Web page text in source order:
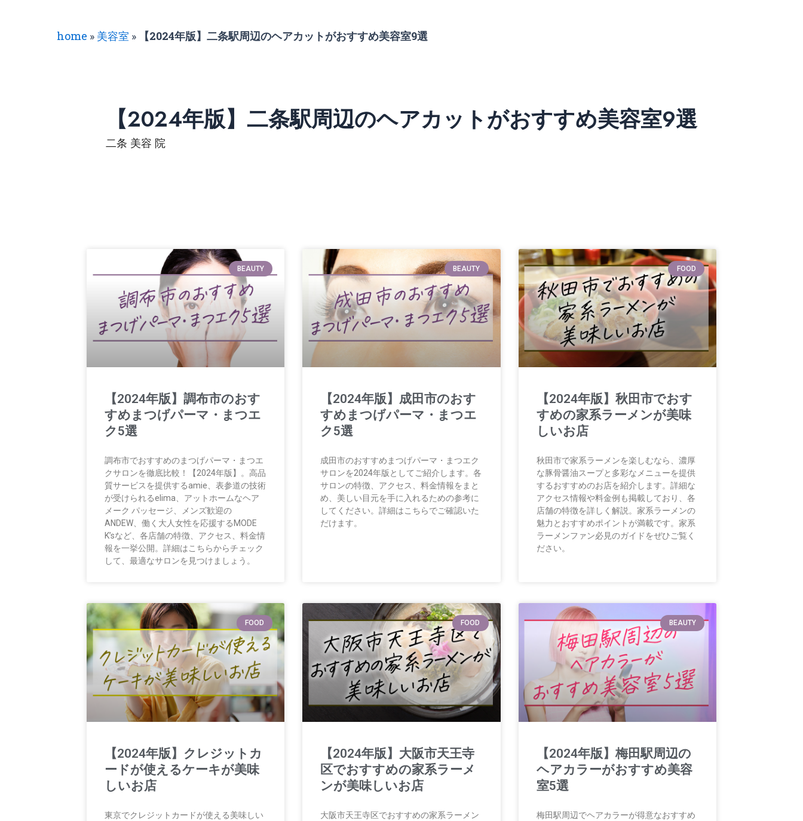
home » 美容室 » 【2024年版】二条駅周辺のヘアカットがおすすめ美容室9選
【2024年版】二条駅周辺のヘアカットがおすすめ美容室9選
二条 美容 院
BEAUTY
【2024年版】調布市のおす
すめまつげパーマ・まつエ
ク5選
調布市でおすすめのまつげパーマ・まつエ
クサロンを徹底比較！【2024年版】。高品
質サービスを提供するamie、表参道の技術
が受けられるelima、アットホームなヘア
メーク パッセージ、メンズ歓迎の
ANDEW、働く大人女性を応援するMODE
K’sなど、各店舗の特徴、アクセス、料金情
報を一挙公開。詳細はこちらからチェック
して、最適なサロンを見つけましょう。
BEAUTY
【2024年版】成田市のおす
すめまつげパーマ・まつエ
ク5選
成田市のおすすめまつげパーマ・まつエク
サロンを2024年版としてご紹介します。各
サロンの特徴、アクセス、料金情報をまと
め、美しい目元を手に入れるための参考に
してください。詳細はこちらでご確認いた
だけます。
FOOD
【2024年版】秋田市でおす
すめの家系ラーメンが美味
しいお店
秋田市で家系ラーメンを楽しむなら、濃厚
な豚骨醤油スープと多彩なメニューを提供
するおすすめのお店を紹介します。詳細な
アクセス情報や料金例も掲載しており、各
店舗の特徴を詳しく解説。家系ラーメンの
魅力とおすすめポイントが満載です。家系
ラーメンファン必見のガイドをぜひご覧く
ださい。
FOOD
【2024年版】クレジットカ
ードが使えるケーキが美味
しいお店
東京でクレジットカードが使える美味しい
FOOD
【2024年版】大阪市天王寺
区でおすすめの家系ラーメ
ンが美味しいお店
大阪市天王寺区でおすすめの家系ラーメン
BEAUTY
【2024年版】梅田駅周辺の
ヘアカラーがおすすめ美容
室5選
梅田駅周辺でヘアカラーが得意なおすすめ